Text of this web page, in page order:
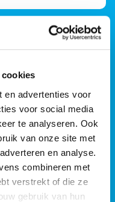
en advertenties voor
voor social media
te analyseren. Ook
van onze site met
en analyse.
combineren met
verstrekt of die ze
gebruik van hun
te volgen
zijn speciaal